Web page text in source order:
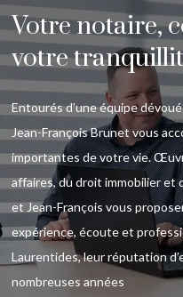
Votre notaire,
votre
Entourés d’une équipe
Jean-François Brunet vous
importantes de votre vie.
affaires, du droit immobilier et
et Jean-François vous
expérience, écoute et
Laurentides, leur réputation
nombreuses années